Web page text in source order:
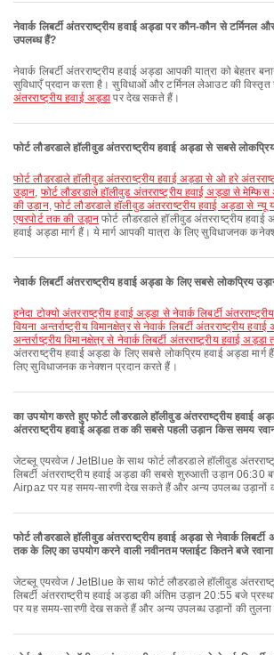
नेवार्क लिबर्टी अंतरराष्ट्रीय हवाई अड्डा पर कौन-कौन से टर्मिनल
उपलब्ध हैं?
नेवार्क लिबर्टी अंतरराष्ट्रीय हवाई अड्डा आपकी यात्रा को बेहतर बनाने के लिए और कई अन्य
सुविधाएँ प्रदान करता है। सुविधाओं और टर्मिनल लेआउट की
अंतरराष्ट्रीय हवाई अड्डा पर देख सकते हैं।
फोर्ट लौडरडाले हॉलीवुड अंतरराष्ट्रीय हवाई अड्डा से सबसे
फोर्ट लौडरडाले हॉलीवुड अंतरराष्ट्रीय हवाई अड्डा से ओ हरे अंतरराष्ट्रीय हवाई अड्डा तक की
उड़ान, फोर्ट लौडरडाले हॉलीवुड अंतरराष्ट्रीय हवाई अड्डा से मेम्फिस
की उड़ान, फोर्ट लौडरडाले हॉलीवुड अंतरराष्ट्रीय हवाई अड्डा से न्यू
एयरपोर्ट तक की उड़ानफोर्ट लौडरडाले हॉलीवुड अंतरराष्ट्रीय
हवाई अड्डा मार्ग हैं। ये मार्ग आपकी यात्रा के लिए सुविधाजनक
नेवार्क लिबर्टी अंतरराष्ट्रीय हवाई अड्डा के लिए सबसे लोकप्रिय
हनेदा टोक्यो अंतरराष्ट्रीय हवाई अड्डा से नेवार्क लिबर्टी
वियना अन्तर्राष्ट्रीय विमानक्षेत्र से नेवार्क लिबर्टी अंतरराष्ट्रीय
अन्तर्राष्ट्रीय विमानक्षेत्र से नेवार्क लिबर्टी अंतरराष्ट्रीय हवाई
अंतरराष्ट्रीय हवाई अड्डा के लिए सबसे लोकप्रिय हवाई अड्डा मार्ग
लिए सुविधाजनक कनेक्शन प्रदान करते हैं।
का उपयोग करते हुए फोर्ट लौडरडाले हॉलीवुड अंतरराष्ट्रीय हवाई
अंतरराष्ट्रीय हवाई अड्डा तक की सबसे पहली उड़ान किस समय
जेटब्लू एयरवेज / JetBlue के साथ फोर्ट लौडरडाले हॉलीवुड अंतरराष्ट्रीय हवाई अड्डा से नेवार्क
लिबर्टी अंतरराष्ट्रीय हवाई अड्डा की सबसे शुरुआती उड़ान
Airpaz पर यह समय-सारणी देख सकते हैं और अन्य उपलब्ध उड़ानों
फोर्ट लौडरडाले हॉलीवुड अंतरराष्ट्रीय हवाई अड्डा से नेवार्क लिबर्टी
तक के लिए का उपयोग करने वाली नवीनतम फ्लाईट कितने बजे रवाना
जेटब्लू एयरवेज / JetBlue के साथ फोर्ट लौडरडाले हॉलीवुड अंतरराष्ट्रीय हवाई अड्डा से नेवार्क
लिबर्टी अंतरराष्ट्रीय हवाई अड्डा की अंतिम उड़ान 20:55 बजे
पर यह समय-सारणी देख सकते हैं और अन्य उपलब्ध उड़ानों की